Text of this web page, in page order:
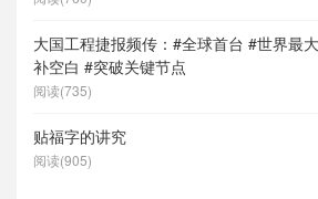
大国工程捷报频传：#全球首台 #世界最
补空白 #突破关键节点
阅读(735)
贴福字的讲究
阅读(905)